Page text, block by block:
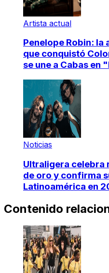
Artista actual
Penelope Robin: la
que conquistó
se une a Cabas en
Noticias
Ultraligera celebra
de oro y confirma
Latinoamérica en
Contenido